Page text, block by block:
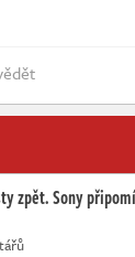
zpět. Sony